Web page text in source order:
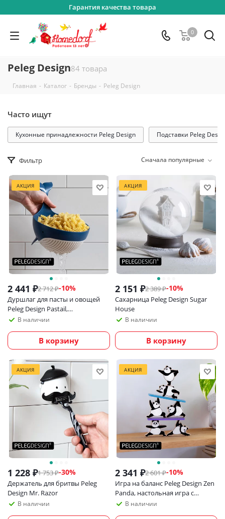
Гарантия качества товара
0
Peleg Design84 товара
Главная - Каталог - Бренды - Peleg Design
Фильтр Сначала популярные
Часто ищут
Кухонные принадлежности Peleg Design Подставки Peleg
АКЦИЯ
2 441 ₽2 712₽-10%
Дуршлаг для пасты и овощей
Peleg Design Pastail,
пластиковый, в виде кита
В наличии
В корзину
АКЦИЯ
2 151 ₽2 389₽-10%
Сахарница Peleg Design Sugar
House
В наличии
В корзину
АКЦИЯ
1 228 ₽1 753₽-30%
Держатель для бритвы Peleg
Design Mr. Razor
В наличии
АКЦИЯ
2 341 ₽2 601₽-10%
Игра на баланс Peleg Design Zen
Panda, настольная игра с
пандами для детей и взрослых
В наличии